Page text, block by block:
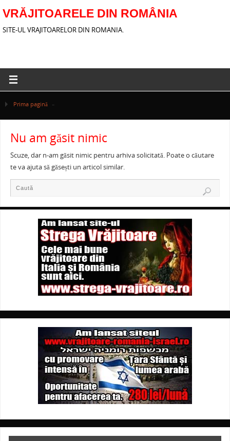
VRĂJITOARELE DIN ROMÂNIA
SITE-UL VRAJITOARELOR DIN ROMANIA.
Prima pagină »
Nu am găsit nimic
Scuze, dar n-am găsit nimic pentru arhiva solicitată. Poate o căutare
te va ajuta să găsești un articol similar.